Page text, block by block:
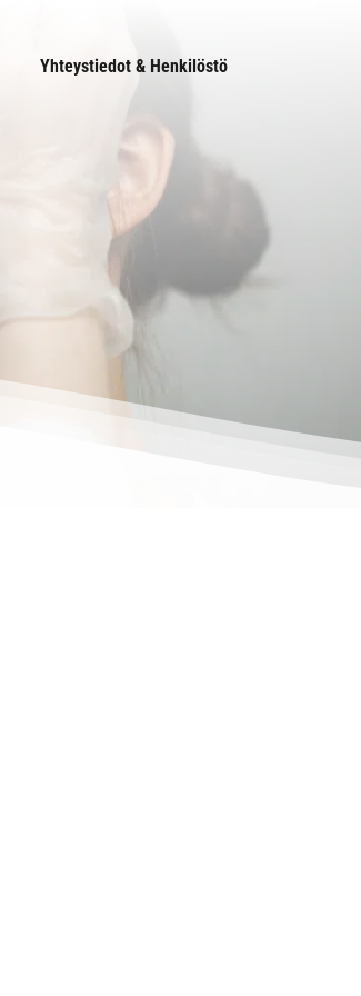
Yhteystiedot & Henkilöstö